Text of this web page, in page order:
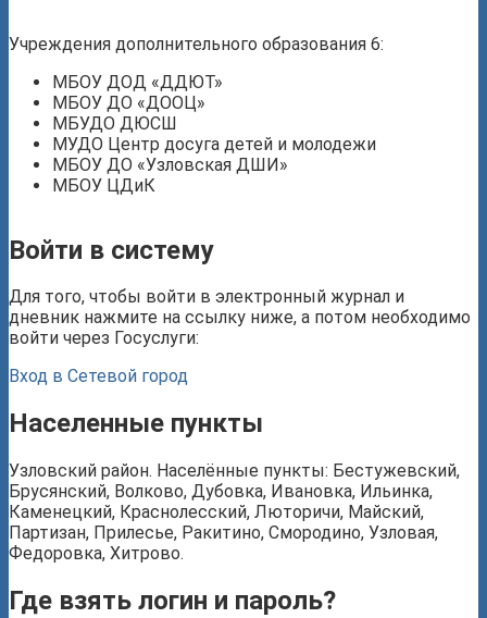
Учреждения дополнительного образования 6:
МБОУ ДОД «ДДЮТ»
МБОУ ДО «ДООЦ»
МБУДО ДЮСШ
МУДО Центр досуга детей и молодежи
МБОУ ДО «Узловская ДШИ»
МБОУ ЦДиК
Войти в систему
Для того, чтобы войти в электронный журнал и
дневник нажмите на ссылку ниже, а потом необходимо
войти через Госуслуги:
Вход в Сетевой город
Населенные пункты
Узловский район. Населённые пункты: Бестужевский,
Брусянский, Волково, Дубовка, Ивановка, Ильинка,
Каменецкий, Краснолесский, Люторичи, Майский,
Партизан, Прилесье, Ракитино, Смородино, Узловая,
Федоровка, Хитрово.
Где взять логин и пароль?